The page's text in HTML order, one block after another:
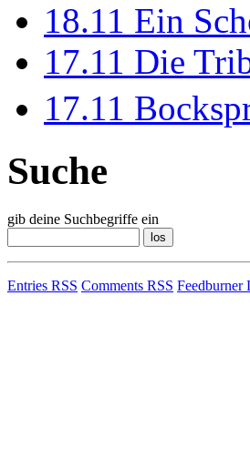
18.11 Ein
17.11 Die
17.11
Suche
gib deine Suchbegriffe ein
Entries RSS Comments RSS Feedburner